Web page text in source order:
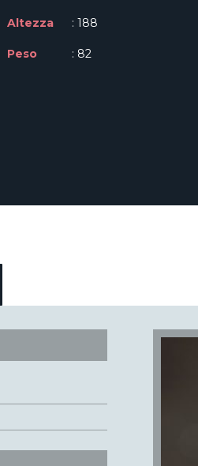
Altezza : 188
Peso : 82